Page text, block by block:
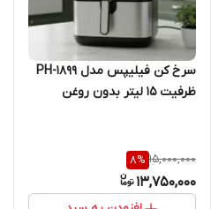
سرخ کن فیلیپس مدل PH-1899
ظرفیت ۱۵ لیتر بدون روغن
15,000,000
8%
13,750,000